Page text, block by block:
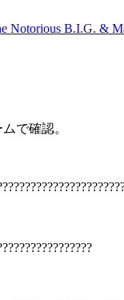
Notorious B.I.G. &
で確認。